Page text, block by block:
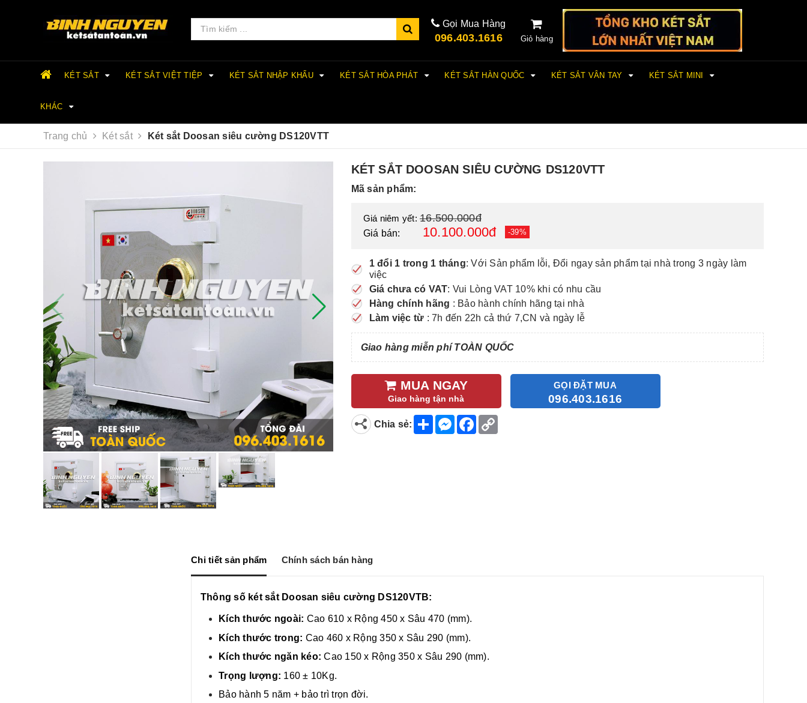
Gọi Mua Hàng
096.403.1616 Giỏ hàng
KÉT SẮT KÉT SẮT VIỆT TIỆP KÉT SẮT NHẬP KHẨU KÉT SẮT HÒA PHÁT KÉT SẮT HÀN QUỐC KÉT SẮT VÂN TAY KÉT SẮT MINI
KHÁC
Trang chủ Két sắt Két sắt Doosan siêu cường DS120VTT
KÉT SẮT DOOSAN SIÊU CƯỜNG DS120VTT
Mã sản phẩm:
Giá niêm yết: 16.500.000đ
Giá bán: 10.100.000đ -39%
1 đổi 1 trong 1 tháng: Với Sản phẩm lỗi, Đổi ngay sản phẩm tại nhà trong 3 ngày làm
việc
Giá chưa có VAT: Vui Lòng VAT 10% khi có nhu cầu
Hàng chính hãng : Bảo hành chính hãng tại nhà
Làm việc từ : 7h đến 22h cả thứ 7,CN và ngày lễ
Giao hàng miễn phí TOÀN QUỐC
MUA NGAY
Giao hàng tận nhà
GỌI ĐẶT MUA
096.403.1616
Chia sẻ:
S
h
M
e
F
C
Chi tiết sản phẩm Chính sách bán hàng
Thông số két sắt Doosan siêu cường DS120VTB:
Kích thước ngoài: Cao 610 x Rộng 450 x Sâu 470 (mm).
Kích thước trong: Cao 460 x Rộng 350 x Sâu 290 (mm).
Kích thước ngăn kéo: Cao 150 x Rộng 350 x Sâu 290 (mm).
Trọng lượng: 160 ± 10Kg.
Bảo hành 5 năm + bảo trì trọn đời.